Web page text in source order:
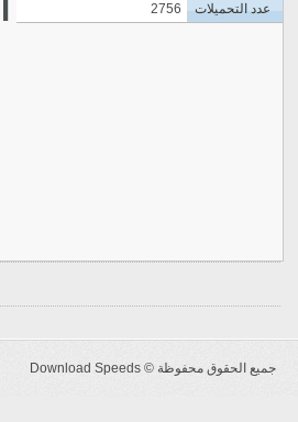
عدد التحميلات
2756
جميع الحقوق محفوظة ©Download Speeds